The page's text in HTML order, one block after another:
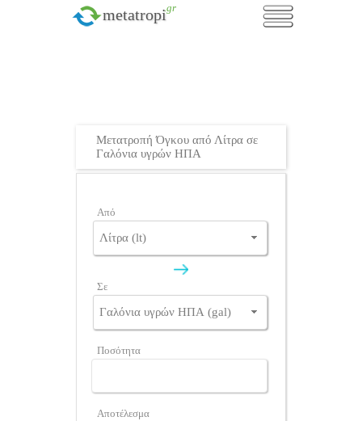
metatropi.gr
Μετατροπή Όγκου από Λίτρα σε
Γαλόνια υγρών ΗΠΑ
Από
Σε
Ποσότητα
Αποτέλεσμα